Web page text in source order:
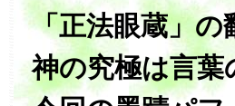
「正法眼蔵」
神の究極は言